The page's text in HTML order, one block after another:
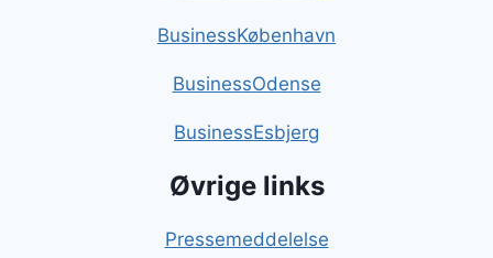
BusinessKøbenhavn
BusinessOdense
BusinessEsbjerg
Øvrige links
Pressemeddelelse